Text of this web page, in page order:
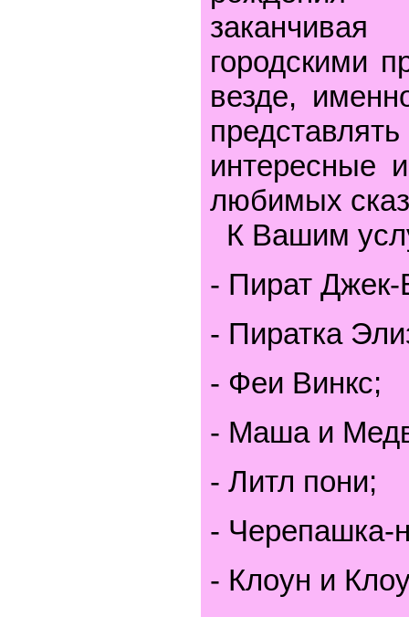
заканчивая
городскими
везде,
интересные
любимых
К Вашим
- Пират
- Пиратка
- Феи Винкс;
- Маша и
- Литл пони;
- Черепашка-
- Клоун и